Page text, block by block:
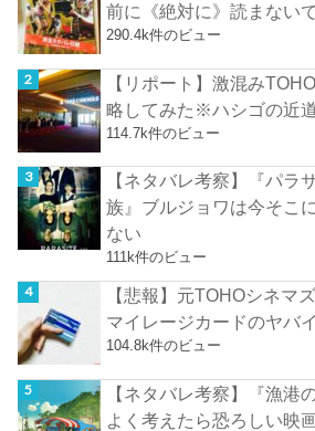
前に《絶対に》読まない
290.4k件のビュー
【リポート】激混み
略してみた※ハシゴの近
114.7k件のビュー
【ネタバレ考察】『パラ
族』ブルジョワは今そこ
ない
111k件のビュー
【悲報】元TOHOシネ
マイレージカードのヤバ
104.8k件のビュー
【ネタバレ考察】『漁港
よく考えたら恐ろしい映